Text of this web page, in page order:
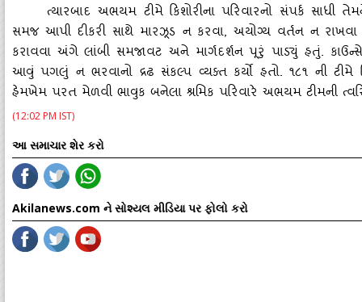
ત્‍યારબાદ અભયમ ટીમે કિશોરીના પરિવારનો સંપર્ક સાધી
સમજ આપી દીકરી સાથે મારઝૂડ ન કરવા, અયોગ્‍ય વર્તન ન
કરાવવા અંગે લાંબી સમજાવટ અને માર્ગદર્શન પૂરું પાડ્‍યું હતું.
આવું પગલું ન ભરવાનો દ્રઢ સંકલ્‍પ વ્‍યક્‍ત કર્યો હતો. ૧૮૧ ની ટીમે
હેમખેમ પરત મેળવી ભાવુક બનેલા શ્રમિક પરિવારે અભયમ ટીમની
(12:02 PM IST)
આ સમાચાર શેર કરો
Akilanews.com ને સોશ્યલ મીડિયા પર ફોલો કરો